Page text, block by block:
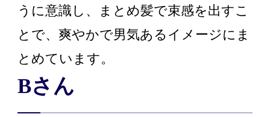
うに意識し、まとめ髪で束感を出すこ
とで、爽やかで男気あるイメージにま
とめています。
Bさん